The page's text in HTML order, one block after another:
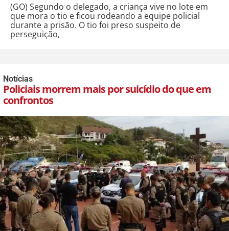
(GO) Segundo o delegado, a criança vive no lote em
que mora o tio e ficou rodeando a equipe policial
durante a prisão. O tio foi preso suspeito de
perseguição,
Notícias
Policiais morrem mais por suicídio do que em
confrontos